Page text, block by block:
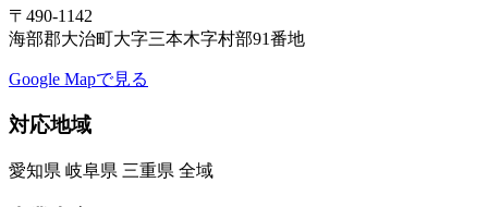
〒490-1142
海部郡大治町大字三本木字村部91番地
Google Mapで見る
対応地域
愛知県 岐阜県 三重県 全域